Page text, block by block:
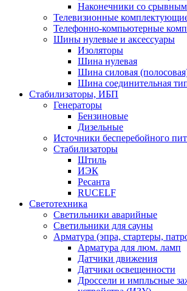
Наконечники со
Телевизионные
Телефонно-компьютерные
Шины нулевые и аксессуары
Изоляторы
Шина нулевая
Шина силовая
Шина соединительная
Стабилизаторы, ИБП
Генераторы
Бензиновые
Дизельные
Источники бесперебойного
Стабилизаторы
Штиль
ИЭК
Ресанта
RUCELF
Светотехника
Светильники аварийные
Светильники для сауны
Арматура (эпра, стартеры,
Арматура для люм. ламп
Датчики движения
Датчики освещенности
Дроссели и импльсные